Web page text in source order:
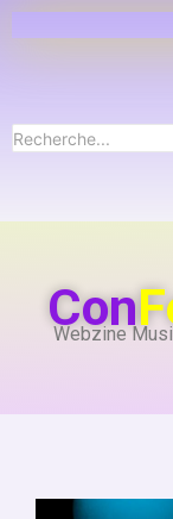
Con
Webzine